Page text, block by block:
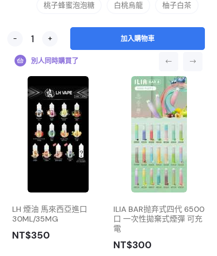
桃子蜂蜜泡泡糖
白桃烏龍 柚子白茶
- + 加入購物車
別人同時購買了
LH 煙油 馬來西亞進口
30ML/35MG
NT$350
ILIA BAR抛弃式四代 6500
口 一次性拋棄式煙彈 可充
電
NT$300